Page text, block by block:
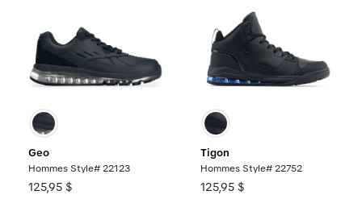
Geo
Hommes Style# 22123
125,95 $
Tigon
Hommes Style# 22752
125,95 $